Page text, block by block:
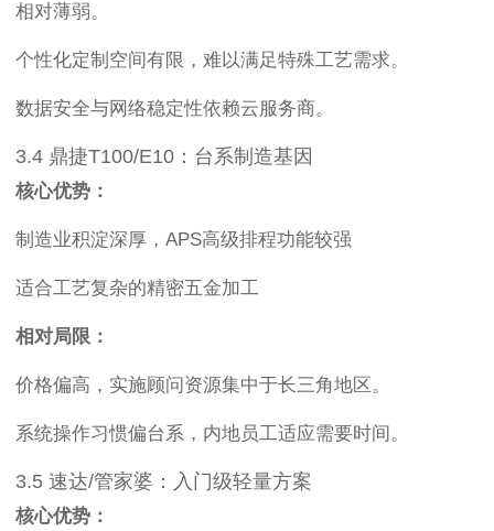
相对薄弱。
个性化定制空间有限，难以满足特殊工艺需求。
数据安全与网络稳定性依赖云服务商。
3.4 鼎捷T100/E10：台系制造基因
核心优势：
制造业积淀深厚，APS高级排程功能较强
适合工艺复杂的精密五金加工
相对局限：
价格偏高，实施顾问资源集中于长三角地区。
系统操作习惯偏台系，内地员工适应需要时间。
3.5 速达/管家婆：入门级轻量方案
核心优势：